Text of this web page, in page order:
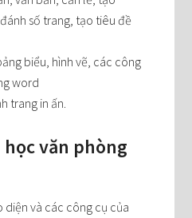
số trang, tạo tiêu đề
biểu, hình vẽ, các công
word
trang in ấn.
học văn phòng
diện và các công cụ của